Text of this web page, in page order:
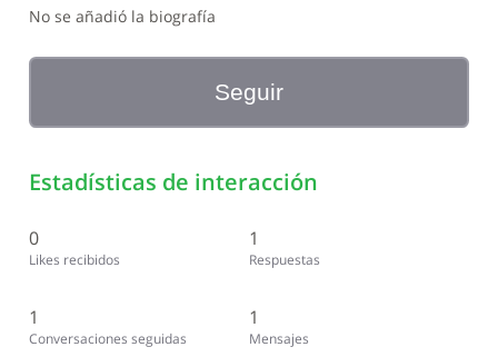
No se añadió la biografía
Seguir
Estadísticas de interacción
0
Likes recibidos
1
Respuestas
1
Conversaciones seguidas
1
Mensajes